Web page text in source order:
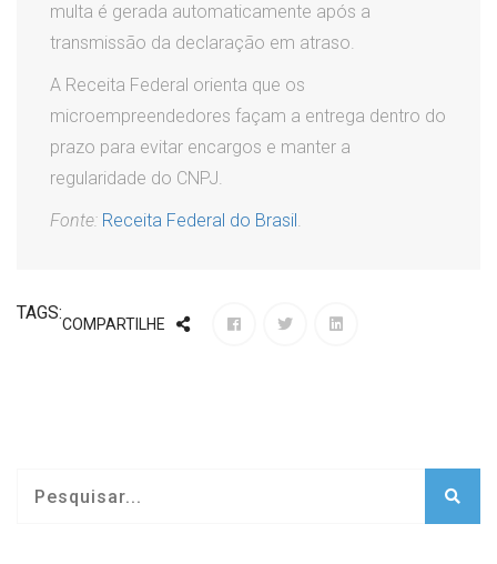
multa é gerada automaticamente após a
transmissão da declaração em atraso.
A Receita Federal orienta que os
microempreendedores façam a entrega dentro do
prazo para evitar encargos e manter a
regularidade do CNPJ.
Fonte: Receita Federal do Brasil.
TAGS:
COMPARTILHE